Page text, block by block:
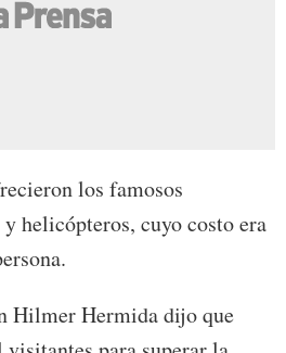
los famosos
helicópteros, cuyo costo era
Hilmer Hermida dijo que